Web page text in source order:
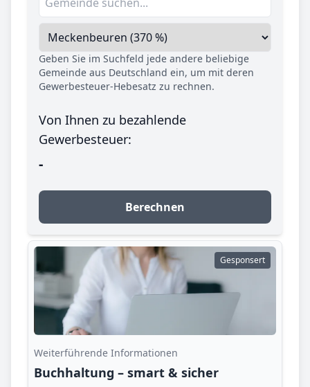
Geben Sie im Suchfeld jede andere beliebige
Gemeinde aus Deutschland ein, um mit deren
Gewerbesteuer-Hebesatz zu rechnen.
Von Ihnen zu bezahlende
Gewerbesteuer:
-
Berechnen
Gesponsert
Weiterführende Informationen
Buchhaltung – smart & sicher